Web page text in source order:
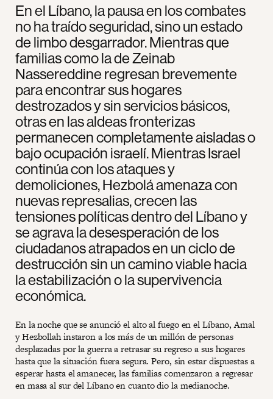
En el Líbano, la pausa en los combates
no ha traído seguridad, sino un estado
de limbo desgarrador. Mientras que
familias como la de Zeinab
Nassereddine regresan brevemente
para encontrar sus hogares
destrozados y sin servicios básicos,
otras en las aldeas fronterizas
permanecen completamente aisladas o
bajo ocupación israelí. Mientras Israel
continúa con los ataques y
demoliciones, Hezbolá amenaza con
nuevas represalias, crecen las
tensiones políticas dentro del Líbano y
se agrava la desesperación de los
ciudadanos atrapados en un ciclo de
destrucción sin un camino viable hacia
la estabilización o la supervivencia
económica.
En la noche que se anunció el alto al fuego en el Líbano, Amal
y Hezbollah instaron a los más de un millón de personas
desplazadas por la guerra a retrasar su regreso a sus hogares
hasta que la situación fuera segura. Pero, sin estar dispuestas a
esperar hasta el amanecer, las familias comenzaron a regresar
en masa al sur del Líbano en cuanto dio la medianoche.